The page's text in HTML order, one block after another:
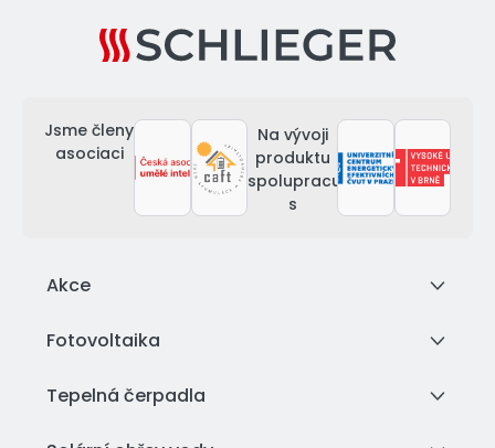
Jsme členy
asociaci
Na vývoji
produktu
spolupracujeme
s
Akce
Fotovoltaika
Tepelná čerpadla